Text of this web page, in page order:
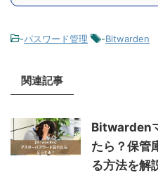
-パスワード管理 -Bitwarden
関連記事
Bitwarden
たら？保管
る方法を解